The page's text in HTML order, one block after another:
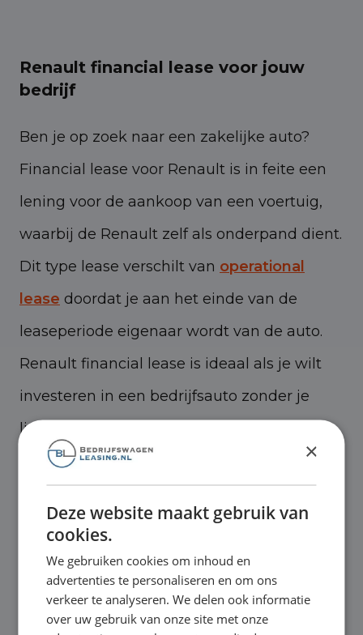
Renault financial lease voor jouw
bedrijf
Ben je op zoek naar een zakelijke auto?
Financial lease voor Renault is in feite een
lening voor de aankoop van een voertuig,
waarbij de Renault zelf als onderpand dient.
Dit type lease verschilt van operational
lease doordat je aan het einde van de
leaseperiode eigenaar wordt van de auto.
Renault financial lease is ideaal als je wilt
investeren in een bedrijfsauto zonder je
liquiditeit aan te tasten.
Wat is Renault financial lease?
Renault financial lease is een vorm van
leasen waarbij je een auto koopt op
afbetaling. Gedurende de leaseperiode
betaal je maandelijks een vast bedrag dat
×
Deze website maakt gebruik van
cookies.
We gebruiken cookies om inhoud en
advertenties te personaliseren en om ons
verkeer te analyseren. We delen ook informatie
over uw gebruik van onze site met onze